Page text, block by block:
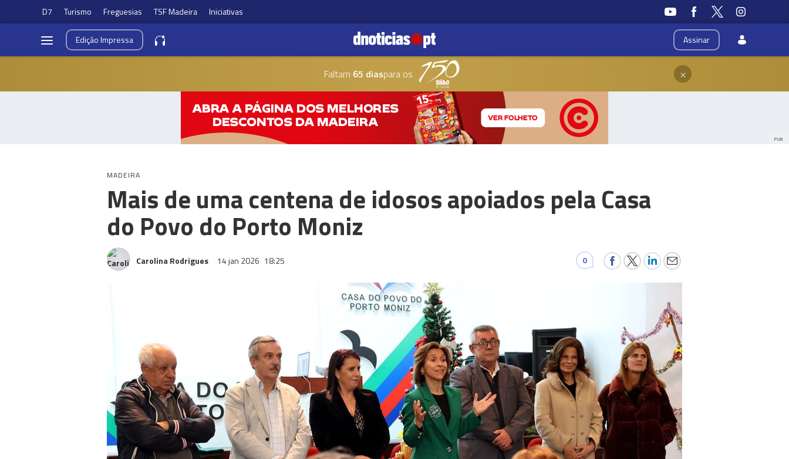
D7 Turismo Freguesias TSF Madeira Iniciativas
Assinar
EdiçãoImpressa
Faltam 65 diaspara os ×
PUB
MADEIRA
Mais de uma centena de idosos apoiados pela Casa
do Povo do Porto Moniz
Carolina Rodrigues 14 jan 2026 18:25 0